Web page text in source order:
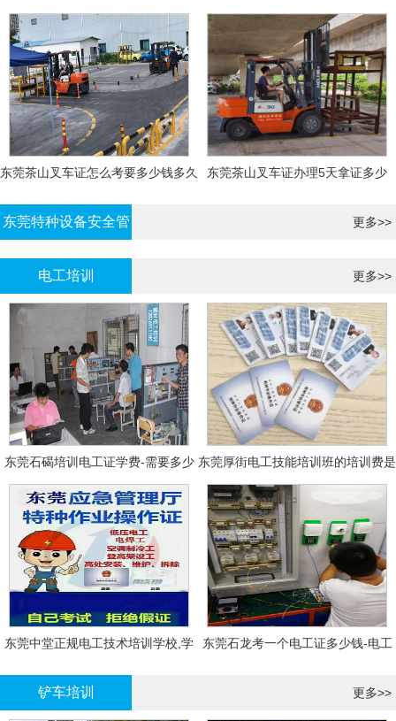
什么?需要什么资料?
东莞茶山叉车证怎么考要多少钱多久
东莞茶山叉车证办理5天拿证多少
东莞特种设备安全管
理证考证
更多>>
电工培训 更多>>
东莞石碣培训电工证学费-需要多少
钱?需要什么条件?
东莞厚街电工技能培训班的培训费是
多少?
东莞中堂正规电工技术培训学校,学
东莞石龙考一个电工证多少钱-电工
铲车培训 更多>>